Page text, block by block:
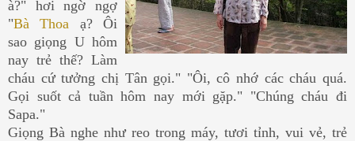
à?" hơi ngờ ngợ
"Bà Thoa ạ? Ôi
sao giọng U hôm
nay trẻ thế? Làm
cháu cứ tưởng chị Tân gọi." "Ôi, cô nhớ các cháu quá.
Gọi suốt cả tuần hôm nay mới gặp." "Chúng cháu đi
Sapa."
Giọng Bà nghe như reo trong máy, tươi tỉnh, vui vẻ, trẻ